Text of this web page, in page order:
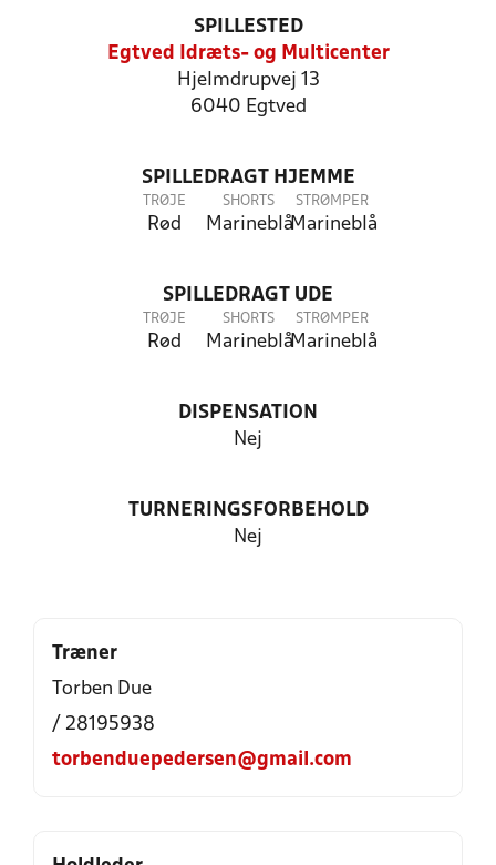
SPILLESTED
Egtved Idræts- og Multicenter
Hjelmdrupvej 13
6040 Egtved
SPILLEDRAGT HJEMME
TRØJE
Rød
SHORTS
Marineblå
STRØMPER
Marineblå
SPILLEDRAGT UDE
TRØJE
Rød
SHORTS
Marineblå
STRØMPER
Marineblå
DISPENSATION
Nej
TURNERINGSFORBEHOLD
Nej
Træner
Torben Due
/ 28195938
torbenduepedersen@gmail.com